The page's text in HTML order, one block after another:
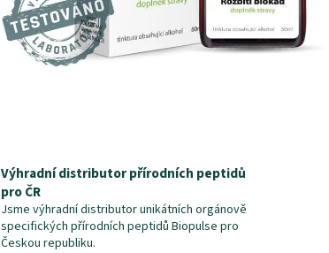
Výhradní distributor přírodních peptidů
pro ČR
Jsme výhradní distributor unikátních orgánově
specifických přírodních peptidů Biopulse pro
Českou republiku.